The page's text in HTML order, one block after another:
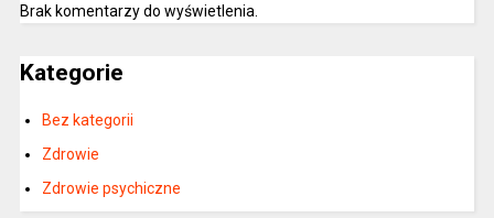
Brak komentarzy do wyświetlenia.
Kategorie
Bez kategorii
Zdrowie
Zdrowie psychiczne